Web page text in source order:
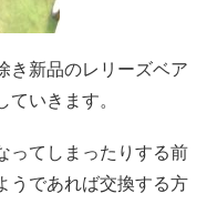
き新品のレリーズベア
いきます。
ってしまったりする前
うであれば交換する方